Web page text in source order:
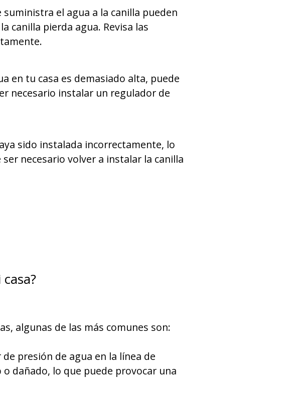
suministra el agua a la canilla pueden
canilla pierda agua. Revisa las
en tu casa es demasiado alta, puede
necesario instalar un regulador de
sido instalada incorrectamente, lo
necesario volver a instalar la canilla
algunas de las más comunes son:
presión de agua en la línea de
dañado, lo que puede provocar una